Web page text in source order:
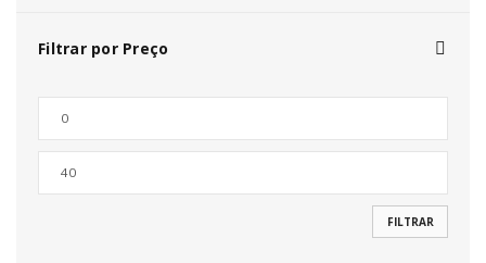
Filtrar por Preço
FILTRAR